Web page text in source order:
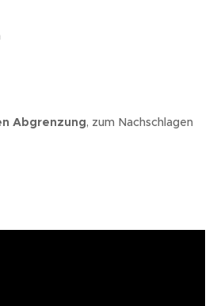
Abgrenzung, zum Nachschlagen